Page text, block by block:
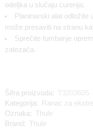
odeljka u slučaju curenja;
Planinarski alat
može presaviti na stranu
Sprečite tumbanje
zatezača.
Šifra proizvoda: T3203605
Kategorija:
Ranac za
Oznaka: Thule
Brand: Thule